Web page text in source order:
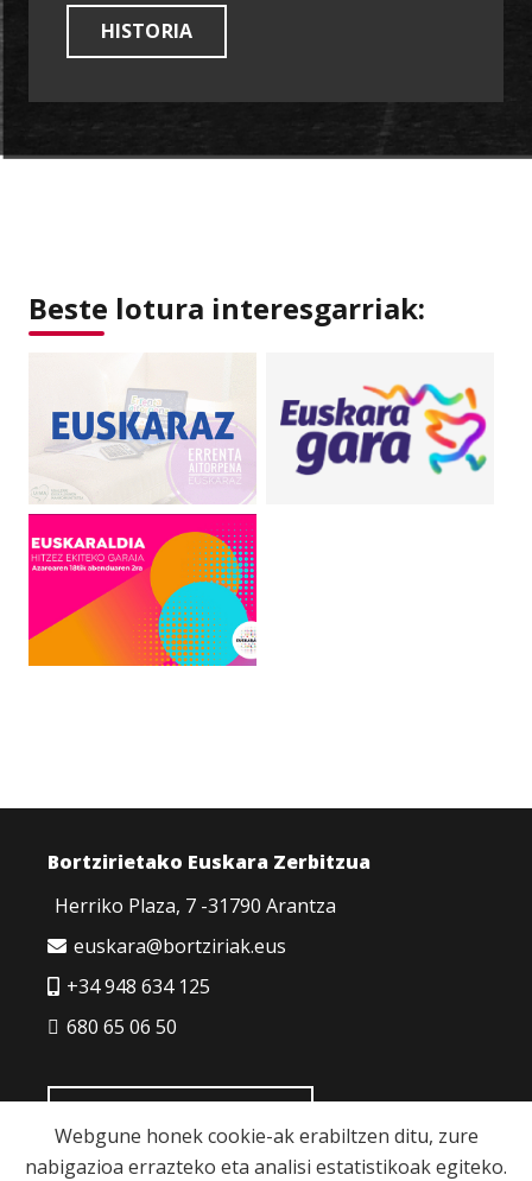
HISTORIA
Beste lotura interesgarriak:
Bortzirietako Euskara Zerbitzua
Herriko Plaza, 7 -31790 Arantza
euskara@bortziriak.eus
+34 948 634 125
680 65 06 50
Webgune honek cookie-ak erabiltzen ditu, zure
nabigazioa errazteko eta analisi estatistikoak egiteko.